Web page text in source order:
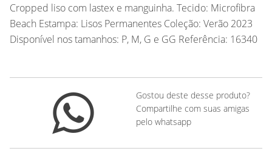
Cropped liso com lastex e manguinha. Tecido: Microfibra
Beach Estampa: Lisos Permanentes Coleção: Verão 2023
Disponível nos tamanhos: P, M, G e GG Referência: 16340
Gostou deste desse produto?
Compartilhe com suas amigas
pelo whatsapp